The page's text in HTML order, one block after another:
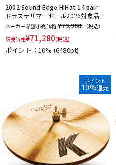
2002 Sound Edge HiHat 14 pair
ドラステサマーセール2026対象品！
メーカー希望小売価格 ¥79,200
（税込）
販売価格¥71,280(税込)
ポイント：10% (6480pt)
ポイント
10%還元